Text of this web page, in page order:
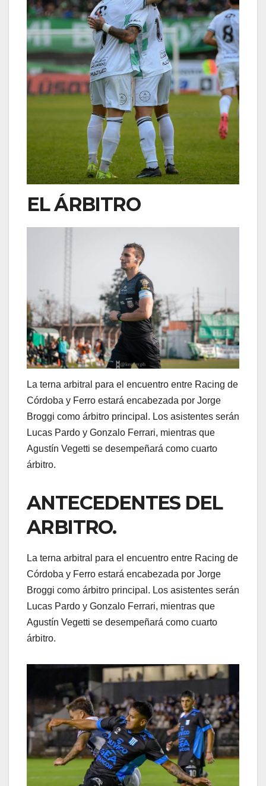
EL ÁRBITRO
La terna arbitral para el encuentro entre Racing de
Córdoba y Ferro estará encabezada por Jorge
Broggi como árbitro principal. Los asistentes serán
Lucas Pardo y Gonzalo Ferrari, mientras que
Agustín Vegetti se desempeñará como cuarto
árbitro.
ANTECEDENTES DEL
ARBITRO.
La terna arbitral para el encuentro entre Racing de
Córdoba y Ferro estará encabezada por Jorge
Broggi como árbitro principal. Los asistentes serán
Lucas Pardo y Gonzalo Ferrari, mientras que
Agustín Vegetti se desempeñará como cuarto
árbitro.